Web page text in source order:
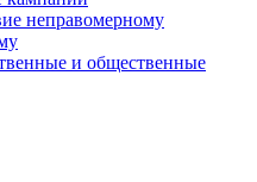
неправомерному
и общественные